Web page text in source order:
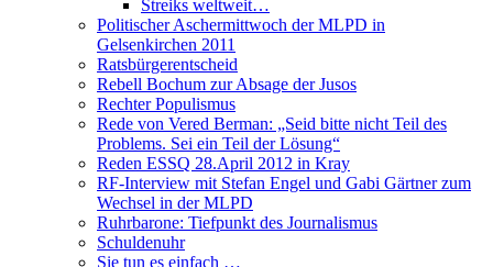
Streiks weltweit…
Politischer Aschermittwoch der MLPD in
Gelsenkirchen 2011
Ratsbürgerentscheid
Rebell Bochum zur Absage der Jusos
Rechter Populismus
Rede von Vered Berman: „Seid bitte nicht Teil des
Problems. Sei ein Teil der Lösung“
Reden ESSQ 28.April 2012 in Kray
RF-Interview mit Stefan Engel und Gabi Gärtner zum
Wechsel in der MLPD
Ruhrbarone: Tiefpunkt des Journalismus
Schuldenuhr
Sie tun es einfach …